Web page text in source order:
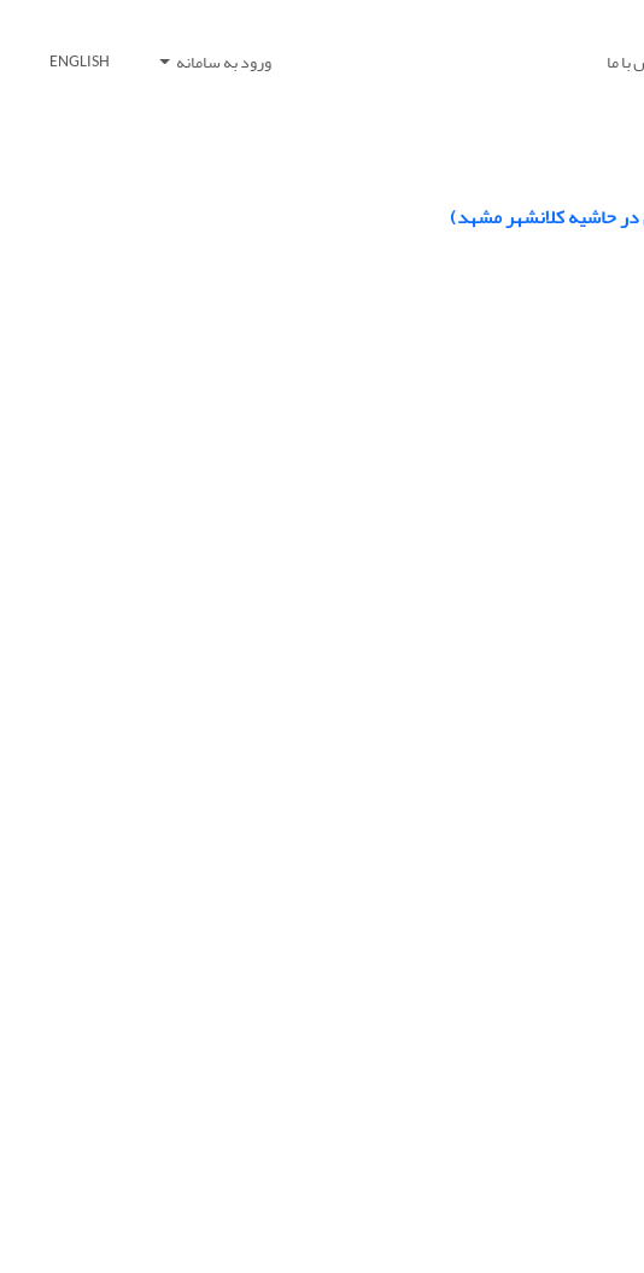
ما ورود به سامانه ENGLISH
در حاشیه کلانشهر مشهد)